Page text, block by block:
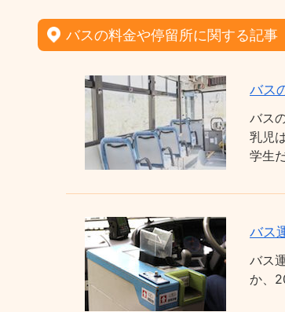
バスの料金や停留所に関する記事
バス
バス
乳児
学生
バス
バス
か、